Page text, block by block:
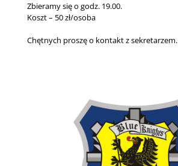
Zbieramy się o godz. 19.00.
Koszt – 50 zł/osoba
Chętnych proszę o kontakt z sekretarzem.